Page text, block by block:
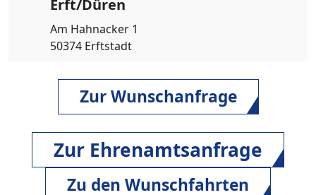
Erft/Düren
Am Hahnacker 1
50374 Erftstadt
Zur Wunschanfrage
Zur Ehrenamtsanfrage
Zu den Wunschfahrten